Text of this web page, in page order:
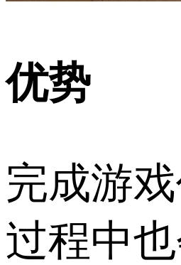
优势
完成游
过程中